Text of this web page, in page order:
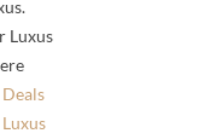
Luxus
Deals
Luxus